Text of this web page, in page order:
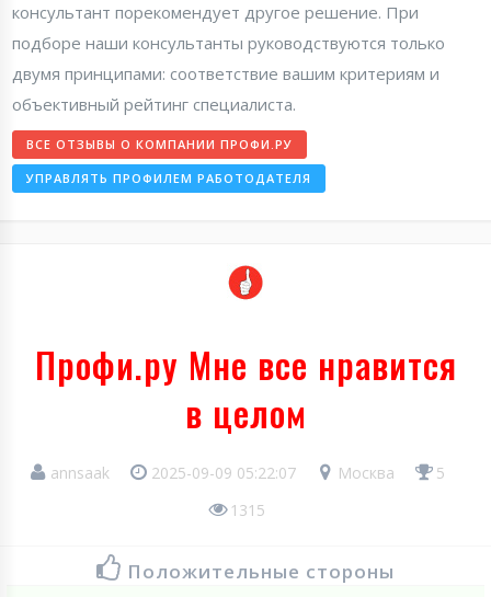
консультант порекомендует другое решение. При
подборе наши консультанты руководствуются только
двумя принципами: соответствие вашим критериям и
объективный рейтинг специалиста.
ВСЕ ОТЗЫВЫ О КОМПАНИИ ПРОФИ.РУ
УПРАВЛЯТЬ ПРОФИЛЕМ РАБОТОДАТЕЛЯ
Профи.ру Мне все нравится
в целом
annsaak 2025-09-09 05:22:07 Москва
5
1315
Положительные стороны